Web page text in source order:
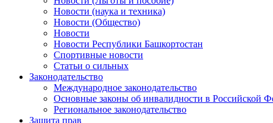
Новости (наука и техника)
Новости (Общество)
Новости
Новости Республики Башкортостан
Спортивные новости
Статьи о сильных
Законодательство
Международное законодательство
Основные законы об инвалидности в Российской
Региональное законодательство
Защита прав